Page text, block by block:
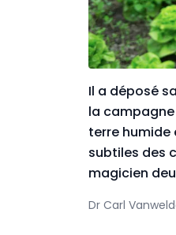
Il a déposé
la
terre humide
subtiles des
magicien
Dr Carl